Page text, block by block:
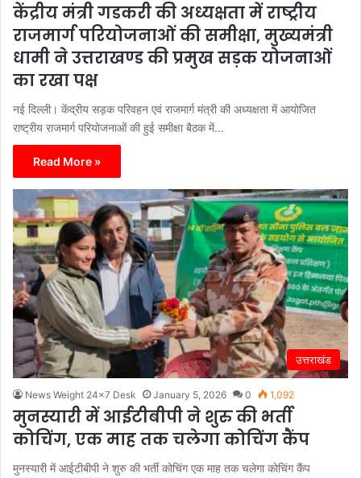
केंद्रीय मंत्री गडकरी की अध्यक्षता में राष्ट्रीय
राजमार्ग परियोजनाओं की समीक्षा, मुख्यमंत्री
धामी ने उत्तराखण्ड की प्रमुख सड़क योजनाओं
का रखा पक्ष
नई दिल्ली। केंद्रीय सड़क परिवहन एवं राजमार्ग मंत्री की अध्यक्षता में आयोजित
राष्ट्रीय राजमार्ग परियोजनाओं की हुई समीक्षा बैठक में…
Read More »
उत्तराखंड
News Weight 24x7 Desk January 5, 2026 0 1,092
मुनस्यारी में आईटीबीपी ने शुरु की भर्ती
कोचिंग, एक माह तक चलेगा कोचिंग कैंप
मुनस्यारी में आईटीबीपी ने शुरु की भर्ती कोचिंग एक माह तक चलेगा कोचिंग कैंप